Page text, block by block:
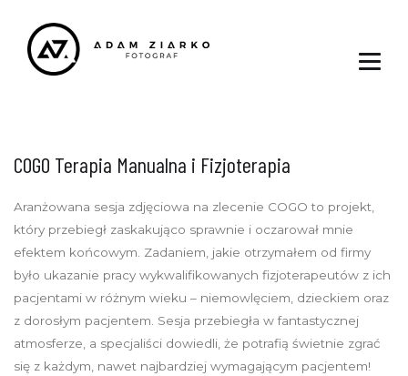
COGO Terapia Manualna i Fizjoterapia
Aranżowana sesja zdjęciowa na zlecenie COGO to projekt,
który przebiegł zaskakująco sprawnie i oczarował mnie
efektem końcowym. Zadaniem, jakie otrzymałem od firmy
było ukazanie pracy wykwalifikowanych fizjoterapeutów z ich
pacjentami w różnym wieku – niemowlęciem, dzieckiem oraz
z dorosłym pacjentem. Sesja przebiegła w fantastycznej
atmosferze, a specjaliści dowiedli, że potrafią świetnie zgrać
się z każdym, nawet najbardziej wymagającym pacjentem!